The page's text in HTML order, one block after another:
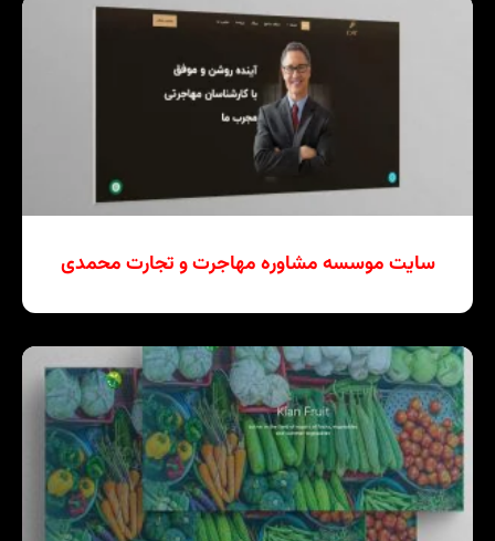
سایت موسسه مشاوره مهاجرت و تجارت محمدی